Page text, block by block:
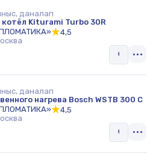
даналап
Kiturami Turbo 30R
4,5
даналап
нагрева Bosch WSTB 300 C
4,5